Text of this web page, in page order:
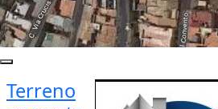
Terreno